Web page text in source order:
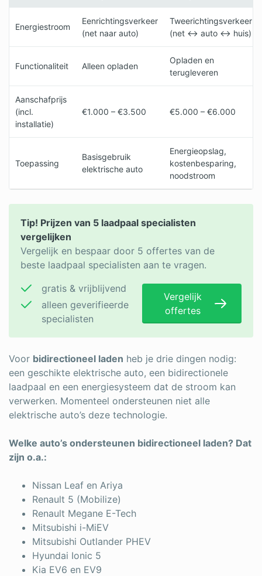
Energiestroom
Eenrichtingsverkeer
(net naar auto)
Tweerichtingsverkeer
(net ↔ auto ↔ huis)
Functionaliteit Alleen opladen
Opladen en
terugleveren
Aanschafprijs
(incl.
installatie)
€1.000 – €3.500 €5.000 – €6.000
Toepassing
Basisgebruik
elektrische auto
Energieopslag,
kostenbesparing,
noodstroom
Tip! Prijzen van 5 laadpaal specialisten
vergelijken
Vergelijk en bespaar door 5 offertes van de
beste laadpaal specialisten aan te vragen.
gratis & vrijblijvend
alleen geverifieerde
specialisten
Vergelijk
offertes
Voor bidirectioneel laden heb je drie dingen nodig:
een geschikte elektrische auto, een bidirectionele
laadpaal en een energiesysteem dat de stroom kan
verwerken. Momenteel ondersteunen niet alle
elektrische auto’s deze technologie.
Welke auto’s ondersteunen bidirectioneel laden? Dat
zijn o.a.:
Nissan Leaf en Ariya
Renault 5 (Mobilize)
Renault Megane E-Tech
Mitsubishi i-MiEV
Mitsubishi Outlander PHEV
Hyundai Ionic 5
Kia EV6 en EV9